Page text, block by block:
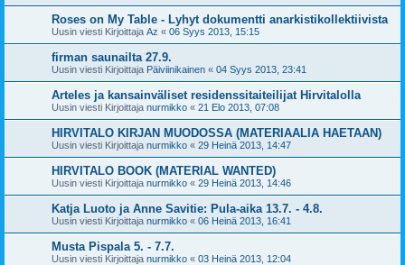
Roses on My Table - Lyhyt dokumentti anarkistikollektiivista
Uusin viesti Kirjoittaja Az « 06 Syys 2013, 15:15
firman saunailta 27.9.
Uusin viesti Kirjoittaja Päiviinikainen « 04 Syys 2013, 23:41
Arteles ja kansainväliset residenssitaiteilijat Hirvitalolla
Uusin viesti Kirjoittaja nurmikko « 21 Elo 2013, 07:08
HIRVITALO KIRJAN MUODOSSA (MATERIAALIA HAETAAN)
Uusin viesti Kirjoittaja nurmikko « 29 Heinä 2013, 14:47
HIRVITALO BOOK (MATERIAL WANTED)
Uusin viesti Kirjoittaja nurmikko « 29 Heinä 2013, 14:46
Katja Luoto ja Anne Savitie: Pula-aika 13.7. - 4.8.
Uusin viesti Kirjoittaja nurmikko « 06 Heinä 2013, 16:41
Musta Pispala 5. - 7.7.
Uusin viesti Kirjoittaja nurmikko « 03 Heinä 2013, 12:04